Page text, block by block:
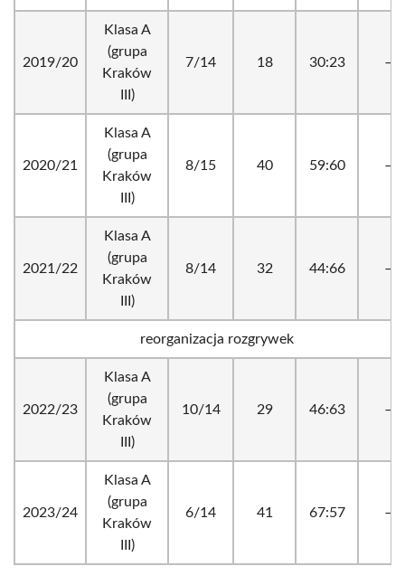
2019/20
Klasa A
(grupa
Kraków
III)
7/14 18 30:23 –
2020/21
Klasa A
(grupa
Kraków
III)
8/15 40 59:60 –
2021/22
Klasa A
(grupa
Kraków
III)
8/14 32 44:66 –
reorganizacja rozgrywek
2022/23
Klasa A
(grupa
Kraków
III)
10/14 29 46:63 –
2023/24
Klasa A
(grupa
Kraków
III)
6/14 41 67:57 –